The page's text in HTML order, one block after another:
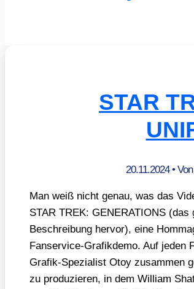
STAR
20.11.2024• Von
Man weiß nicht genau, was das
STAR TREK: GENERATIONS
Beschrei­bung her­vor), eine
Fan­ser­vice-Gra­fik­de­mo. Auf jeden
Gra­fik-Spe­zia­list Otoy zusam­men
zu pro­du­zie­ren, in dem Wil­liam